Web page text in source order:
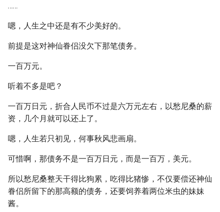
……
嗯，人生之中还是有不少美好的。
前提是这对神仙眷侣没欠下那笔债务。
一百万元。
听着不多是吧？
一百万日元，折合人民币不过是六万元左右，以愁尼桑的薪
资，几个月就可以还上了。
嗯，人生若只初见，何事秋风悲画扇。
可惜啊，那债务不是一百万日元，而是一百万，美元。
所以愁尼桑整天干得比狗累，吃得比猪惨，不仅要偿还神仙
眷侣所留下的那高额的债务，还要饲养着两位米虫的妹妹
酱。